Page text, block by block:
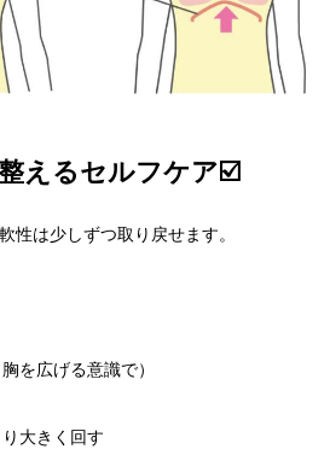
整えるセルフケア☑️
性は少しずつ取り戻せます。
を広げる意識で）
大きく回す